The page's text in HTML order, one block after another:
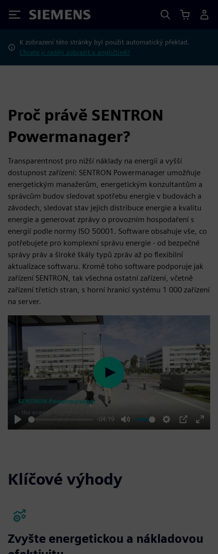
Siemens
K zobrazení této stránky byl použit automatický překlad.
Chcete ji raději zobrazit v angličtině?
Proč právě SENTRON
Powermanager?
Transparentnost pro nižší náklady na energii a vyšší
dostupnost zařízení: SENTRON Powermanager umožňuje
energetickým manažerům, energetickým konzultantům a
správcům budov sledovat spotřebu energie v budovách a
závodech, sledovat stav jejich distribuce energie a kvalitu
energie a generovat zprávy o provozním hospodaření s
energií podle normy ISO 50001. Software obsahuje vše, co
potřebujete pro komplexní správu energie - od bezpečné
správy práv a široké škály typů zpráv až po flexibilní
aktualizace softwaru. Kromě toho software podporuje jak
zařízení SENTRON, tak všechna ostatní zařízení, včetně
zařízení třetích stran, s horní hranicí systému 1 000 zařízení
na server.
Play
-04:19
Mute Settings
PIP
Enter
Play
Klíčové výhody
Zvyšte energetickou a nákladovou